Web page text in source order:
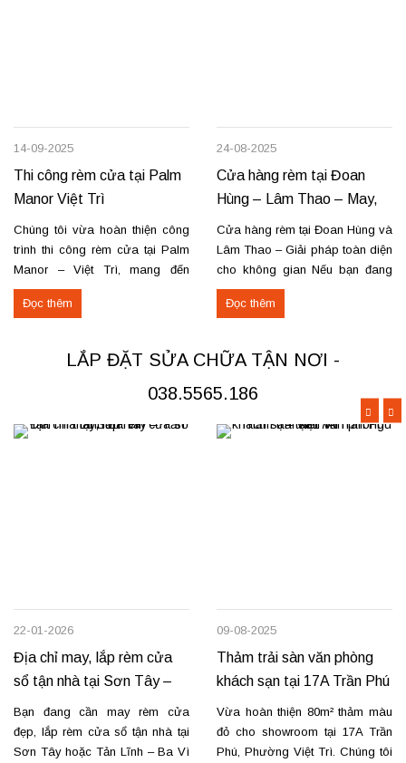
14-09-2025
Thi công rèm cửa tại Palm
Manor Việt Trì
Chúng tôi vừa hoàn thiện công
trình thi công rèm cửa tại Palm
Manor – Việt Trì, mang đến
không gian sang trọng và tiện
nghi cho các căn hộ cao cấp.
Rèm vải thô cao cấp may định
hình hấp sóng: sang trọng, giữ
Đọc thêm
24-08-2025
Cửa hàng rèm tại Đoan
Hùng – Lâm Thao – May,
lắp đặt, sửa chữa
Cửa hàng rèm tại Đoan Hùng và
Lâm Thao – Giải pháp toàn diện
cho không gian Nếu bạn đang
tìm nơi may, lắp đặt rèm cửa
hoặc cần sửa chữa rèm hỏng tại
chúng tôi sẵn sàng đáp ứng với
dịch vụ chuyên nghiệp và giá...
Đọc thêm
LẮP ĐẶT SỬA CHỮA TẬN NƠI -
038.5565.186
22-01-2026
Địa chỉ may, lắp rèm cửa
sổ tận nhà tại Sơn Tây –
Tản Lĩnh Ba Vì
Bạn đang cần may rèm cửa
đẹp, lắp rèm cửa sổ tận nhà tại
Sơn Tây hoặc Tản Lĩnh – Ba Vì
09-08-2025
Thảm trải sàn văn phòng
khách sạn tại 17A Trần Phú
– Việt Trì
Vừa hoàn thiện 80m² thảm màu
đỏ cho showroom tại 17A Trần
Phú, Phường Việt Trì. Chúng tôi